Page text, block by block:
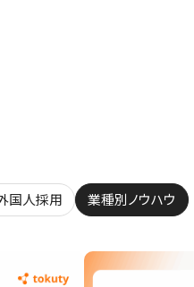
国人採用 業種別ノウハウ